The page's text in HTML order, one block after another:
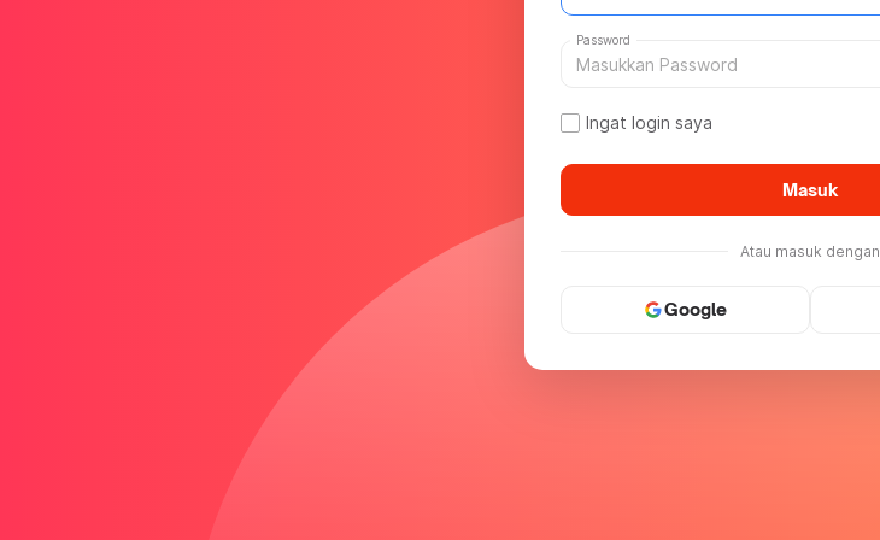
Password
Ingat login saya
Masuk
Atau masuk dengan
Google